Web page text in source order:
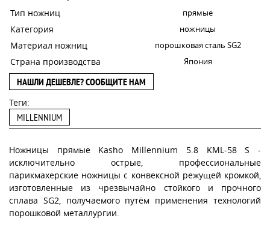
Тип ножниц прямые
Категория ножницы
Материал ножниц порошковая сталь SG2
Страна производства Япония
НАШЛИ ДЕШЕВЛЕ? СООБЩИТЕ НАМ
Теги:
MILLENNIUM
Ножницы прямые Kasho Millennium 5.8 KML-58 S -
исключительно острые, профессиональные
парикмахерские ножницы с конвексной режущей кромкой,
изготовленные из чрезвычайно стойкого и прочного
сплава SG2, получаемого путём применения технологий
порошковой металлургии.